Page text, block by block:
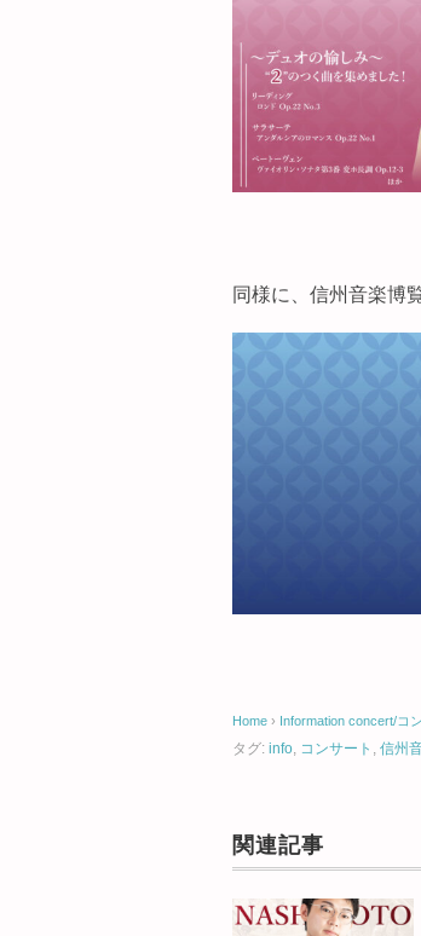
同様に、信州音楽博
Home › Information concert/コ
タグ: info, コンサート , 信州
関連記事